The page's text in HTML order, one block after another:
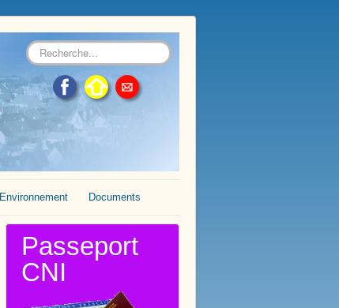
Rechercher
Environnement Documents
Passeport
CNI